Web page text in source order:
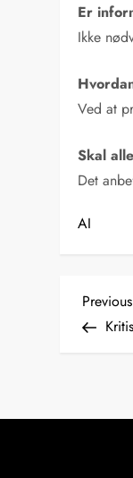
Er
Ikke
Ved at
Skal
Det
AI
I
l
Previous
Post
Previous